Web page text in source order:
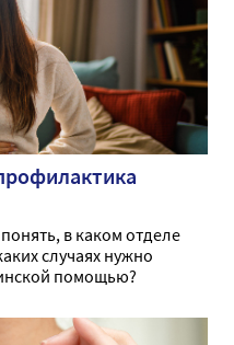
в каком отделе
случаях нужно
помощью?